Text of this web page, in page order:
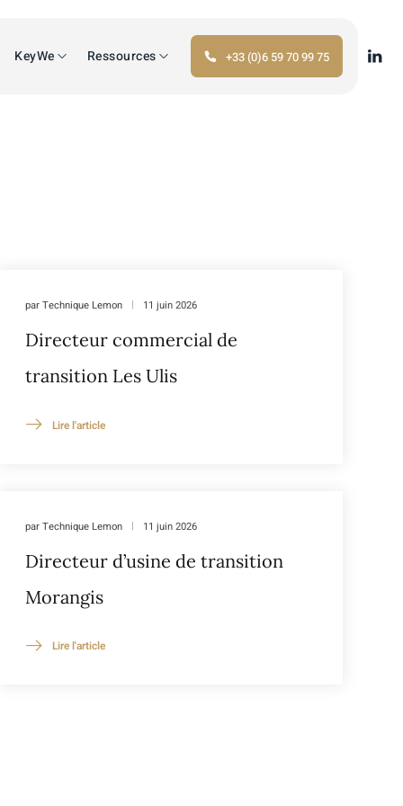
KeyWe Ressources +33 (0)6 59 70 99 75
parTechnique Lemon 11 juin 2026
Directeur commercial de
transition Les Ulis
Lire l'article
parTechnique Lemon 11 juin 2026
Directeur d’usine de transition
Morangis
Lire l'article